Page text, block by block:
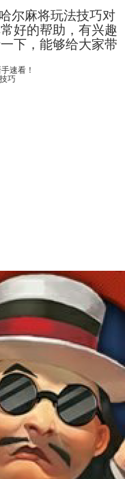
尔麻将玩法技巧对
好的帮助，有兴趣
下，能够给大家带
速看！
巧